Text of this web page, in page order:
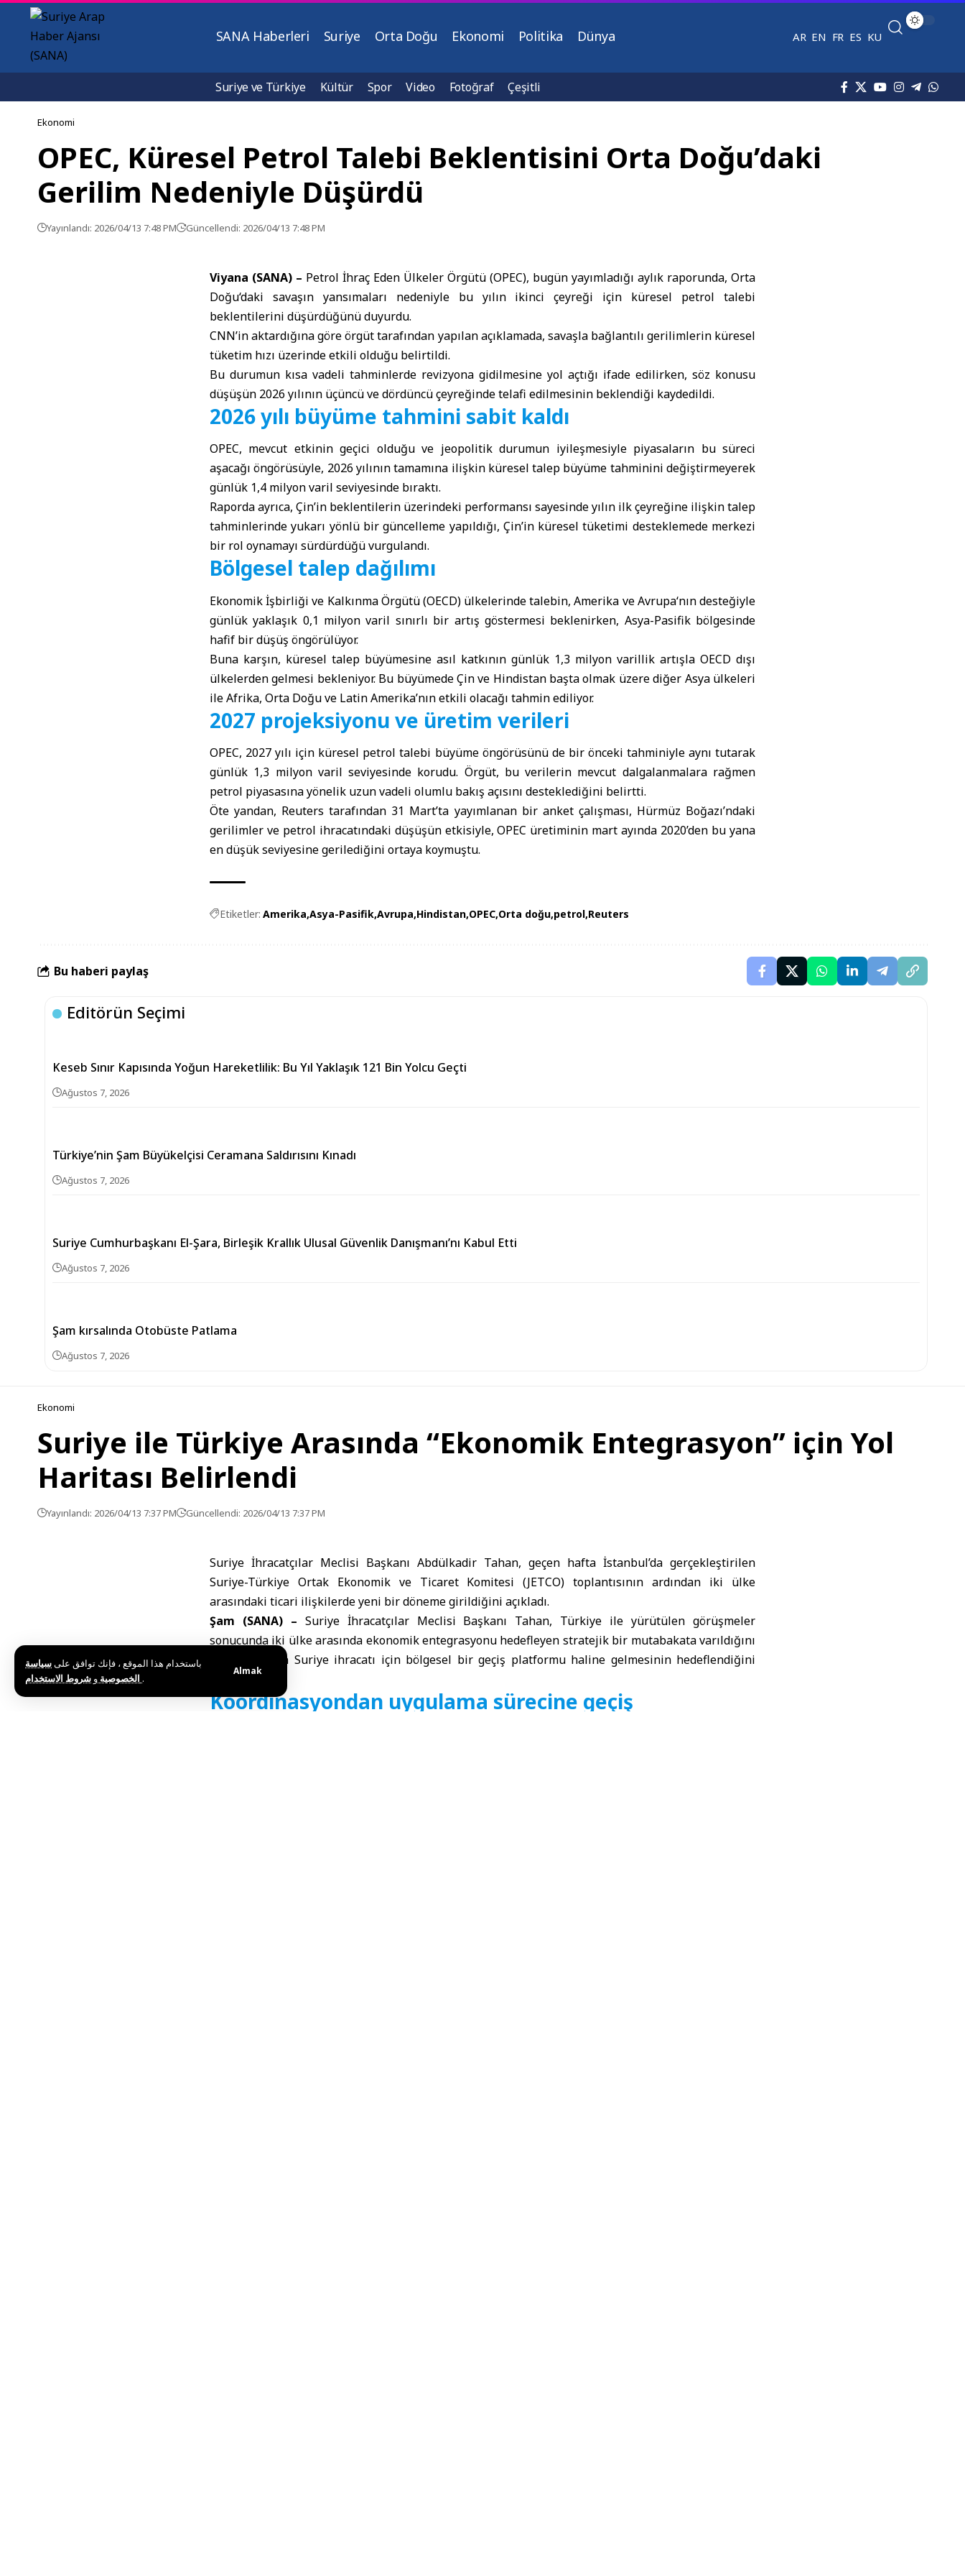
باستخدام هذا الموقع ، فإنك توافق علىسياسة
الخصوصية و .
Almak
SANA Haberleri Suriye Orta Doğu Ekonomi Politika Dünya AR EN FR ES KU
Suriye ve Türkiye Kültür Spor Video Fotoğraf Çeşitli
Ekonomi
OPEC, Küresel Petrol Talebi Beklentisini Orta Doğu’daki
Gerilim Nedeniyle Düşürdü
Yayınlandı: 2026/04/13 7:48 PM Güncellendi: 2026/04/13 7:48 PM
Viyana (SANA) – Petrol İhraç Eden Ülkeler Örgütü (OPEC), bugün yayımladığı aylık raporunda, Orta
Doğu‘daki savaşın yansımaları nedeniyle bu yılın ikinci çeyreği için küresel petrol talebi
beklentilerini düşürdüğünü duyurdu.
CNN’in aktardığına göre örgüt tarafından yapılan açıklamada, savaşla bağlantılı gerilimlerin küresel
tüketim hızı üzerinde etkili olduğu belirtildi.
Bu durumun kısa vadeli tahminlerde revizyona gidilmesine yol açtığı ifade edilirken, söz konusu
düşüşün 2026 yılının üçüncü ve dördüncü çeyreğinde telafi edilmesinin beklendiği kaydedildi.
2026 yılı büyüme tahmini sabit kaldı
OPEC, mevcut etkinin geçici olduğu ve jeopolitik durumun iyileşmesiyle piyasaların bu süreci
aşacağı öngörüsüyle, 2026 yılının tamamına ilişkin küresel talep büyüme tahminini değiştirmeyerek
günlük 1,4 milyon varil seviyesinde bıraktı.
Raporda ayrıca, Çin’in beklentilerin üzerindeki performansı sayesinde yılın ilk çeyreğine ilişkin talep
tahminlerinde yukarı yönlü bir güncelleme yapıldığı, Çin’in küresel tüketimi desteklemede merkezi
bir rol oynamayı sürdürdüğü vurgulandı.
Bölgesel talep dağılımı
Ekonomik İşbirliği ve Kalkınma Örgütü (OECD) ülkelerinde talebin,Amerika veAvrupa‘nın desteğiyle
günlük yaklaşık 0,1 milyon varil sınırlı bir artış göstermesi beklenirken, Asya-Pasifikbölgesinde
hafif bir düşüş öngörülüyor.
Buna karşın, küresel talep büyümesine asıl katkının günlük 1,3 milyon varillik artışla OECD dışı
ülkelerden gelmesi bekleniyor. Bu büyümede Çin ve Hindistan başta olmak üzere diğer Asya ülkeleri
ile Afrika, Orta Doğu ve Latin Amerika’nın etkili olacağı tahmin ediliyor.
2027 projeksiyonu ve üretim verileri
OPEC, 2027 yılı için küresel petrol talebi büyüme öngörüsünü de bir önceki tahminiyle aynı tutarak
günlük 1,3 milyon varil seviyesinde korudu. Örgüt, bu verilerin mevcut dalgalanmalara rağmen
petrol piyasasına yönelik uzun vadeli olumlu bakış açısını desteklediğini belirtti.
Öte yandan, Reuterstarafından 31 Mart’ta yayımlanan bir anket çalışması, Hürmüz Boğazı’ndaki
gerilimler ve petrol ihracatındaki düşüşün etkisiyle, OPEC üretiminin mart ayında 2020’den bu yana
en düşük seviyesine gerilediğini ortaya koymuştu.
Etiketler: Amerika Asya-Pasifik Avrupa Hindistan OPEC Orta doğu petrol Reuters
Bu haberi paylaş
Editörün Seçimi
Keseb Sınır Kapısında Yoğun Hareketlilik: Bu Yıl Yaklaşık 121 Bin Yolcu Geçti
Ağustos 7, 2026
Türkiye’nin Şam Büyükelçisi Ceramana Saldırısını Kınadı
Ağustos 7, 2026
Suriye Cumhurbaşkanı El-Şara, Birleşik Krallık Ulusal Güvenlik Danışmanı’nı Kabul Etti
Ağustos 7, 2026
Şam kırsalında Otobüste Patlama
Ağustos 7, 2026
Ekonomi
Suriye ile Türkiye Arasında “Ekonomik Entegrasyon” için Yol
Haritası Belirlendi
Yayınlandı: 2026/04/13 7:37 PM Güncellendi: 2026/04/13 7:37 PM
Suriye İhracatçılar Meclisi Başkanı Abdülkadir Tahan, geçen hafta İstanbul’da gerçekleştirilen
Suriye-Türkiye Ortak Ekonomik ve Ticaret Komitesi (JETCO) toplantısının ardından iki ülke
arasındaki ticari ilişkilerde yeni bir döneme girildiğini açıkladı.
Şam (SANA) – Suriye İhracatçılar Meclisi Başkanı Tahan, Türkiye ile yürütülen görüşmeler
sonucunda iki ülke arasında ekonomik entegrasyonu hedefleyen stratejik bir mutabakata varıldığını
ve Türkiye’nin Suriye ihracatı için bölgesel bir geçiş platformu haline gelmesinin hedeflendiğini
bildirdi.
Koordinasyondan uygulama sürecine geçiş